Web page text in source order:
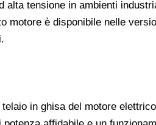
alta tensione in ambienti
motore è disponibile nelle
in ghisa del motore